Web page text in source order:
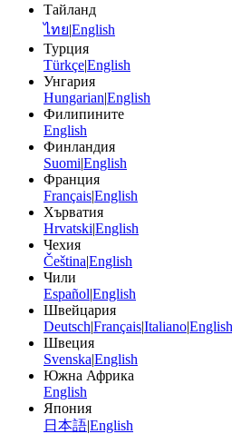
Тайланд
ไทย|English
Турция
Türkçe|English
Унгария
Hungarian|English
Филипините
English
Финландия
Suomi|English
Франция
Français|English
Хърватия
Hrvatski|English
Чехия
Čeština|English
Чили
Español|English
Швейцария
Deutsch|Français|Italiano|English
Швеция
Svenska|English
Южна Африка
English
Япония
日本語|English